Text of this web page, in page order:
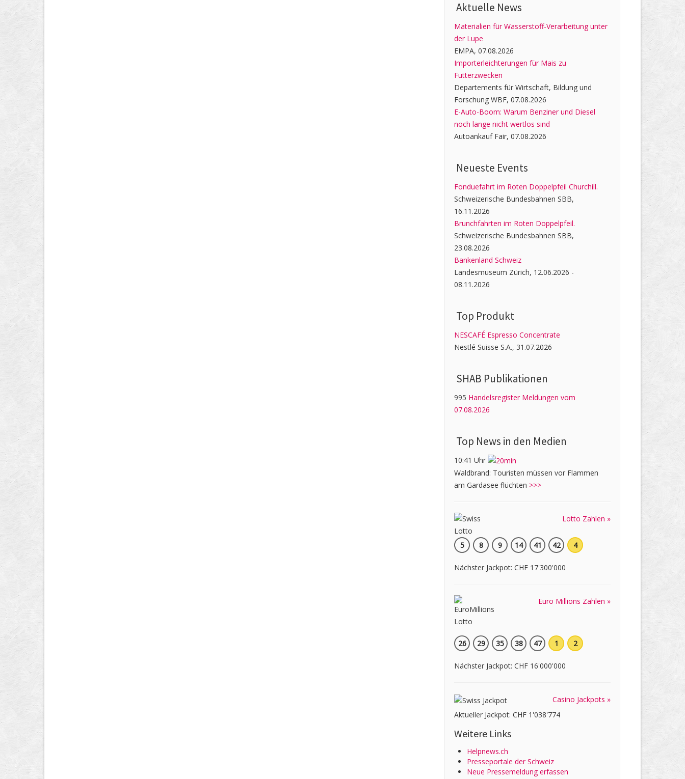
Aktuelle News
Materialien für Wasserstoff-Verarbeitung unter
der Lupe
EMPA, 07.08.2026
Importerleichterungen für Mais zu
Futterzwecken
Departements für Wirtschaft, Bildung und
Forschung WBF, 07.08.2026
E-Auto-Boom: Warum Benziner und Diesel
noch lange nicht wertlos sind
Autoankauf Fair, 07.08.2026
Neueste Events
Fonduefahrt im Roten Doppelpfeil Churchill.
Schweizerische Bundesbahnen SBB,
16.11.2026
Brunchfahrten im Roten Doppelpfeil.
Schweizerische Bundesbahnen SBB,
23.08.2026
Bankenland Schweiz
Landesmuseum Zürich, 12.06.2026 -
08.11.2026
Top Produkt
NESCAFÉ Espresso Concentrate
Nestlé Suisse S.A., 31.07.2026
SHAB Publi­kati­onen
995 Handelsregister Meldungen vom
07.08.2026
Top News in den Medien
10:41 Uhr
Waldbrand: Touristen müssen vor Flammen
am Gardasee flüchten >>>
Lotto Zahlen »
5 8 9 14 41 42 4
Nächster Jackpot: CHF 17'300'000
Euro Millions Zahlen »
26 29 35 38 47 1 2
Nächster Jackpot: CHF 16'000'000
Casino Jackpots »
Aktueller Jackpot: CHF 1'038'774
Weitere Links
Helpnews.ch
Presseportale der Schweiz
Neue Pressemeldung erfassen